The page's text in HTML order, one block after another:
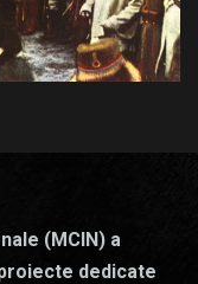
(MCIN) a
dedicate